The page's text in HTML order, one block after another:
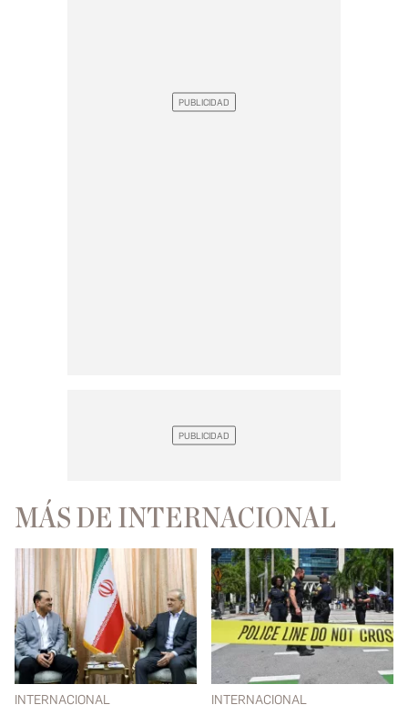
MÁS DE INTERNACIONAL
INTERNACIONAL INTERNACIONAL